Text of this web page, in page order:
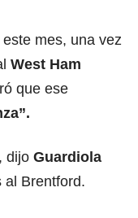
mes, una vez
West Ham
que ese
, dijo Guardiola
al Brentford.